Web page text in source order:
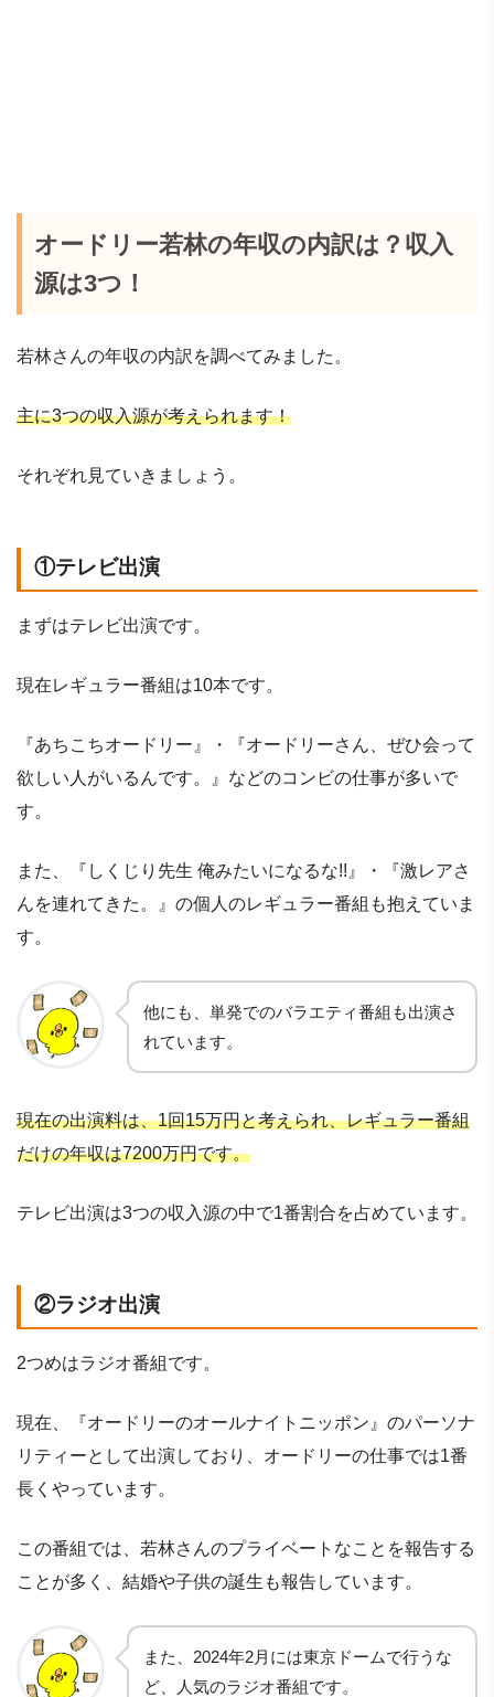
オードリー若林の年収の内訳は？収入
源は3つ！
若林さんの年収の内訳を調べてみました。
主に3つの収入源が考えられます！
それぞれ見ていきましょう。
①テレビ出演
まずはテレビ出演です。
現在レギュラー番組は10本です。
『あちこちオードリー』・『オードリーさん、ぜひ会って
欲しい人がいるんです。』などのコンビの仕事が多いで
す。
また、『しくじり先生 俺みたいになるな!!』・『激レアさ
んを連れてきた。』の個人のレギュラー番組も抱えていま
す。
他にも、単発でのバラエティ番組も出演さ
れています。
現在の出演料は、1回15万円と考えられ、レギュラー番組
だけの年収は7200万円です。
テレビ出演は3つの収入源の中で1番割合を占めています。
②ラジオ出演
2つめはラジオ番組です。
現在、『オードリーのオールナイトニッポン』のパーソナ
リティーとして出演しており、オードリーの仕事では1番
長くやっています。
この番組では、若林さんのプライベートなことを報告する
ことが多く、結婚や子供の誕生も報告しています。
また、2024年2月には東京ドームで行うな
ど、人気のラジオ番組です。